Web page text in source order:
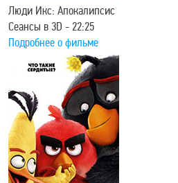
Люди Икс: Апокалипсис
Сеансы в 3D - 22:25
Подробнее о фильме